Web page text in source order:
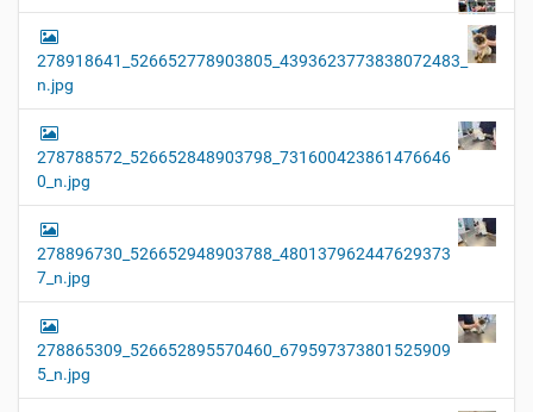
278918641_526652778903805_4393623773838072483_
n.jpg
278788572_526652848903798_731600423861476646
0_n.jpg
278896730_526652948903788_480137962447629373
7_n.jpg
278865309_526652895570460_679597373801525909
5_n.jpg